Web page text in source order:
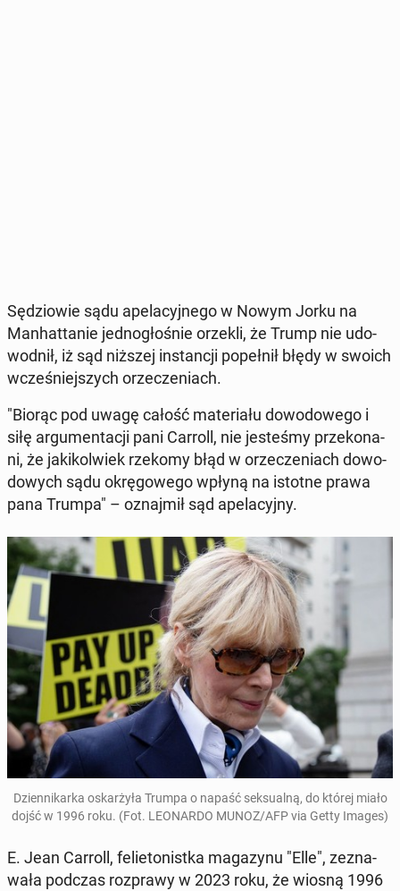
Sę­dzio­wie sądu ape­la­cyj­ne­go w Nowym Jorku na
Man­hat­ta­nie jed­no­gło­śnie orzekli, że Trump nie udo­
wod­nił, iż sąd niższej in­stan­cji po­peł­nił błędy w swoich
wcze­śniej­szych orze­cze­niach.
"Biorąc pod uwagę całość ma­te­ria­łu do­wo­do­we­go i
siłę ar­gu­men­ta­cji pani Carroll, nie je­ste­śmy prze­ko­na­
ni, że ja­ki­kol­wiek rzekomy błąd w orze­cze­niach do­wo­
do­wych sądu okrę­go­we­go wpłyną na istotne prawa
pana Trumpa" – oznaj­mił sąd ape­la­cyj­ny.
Dzien­ni­kar­ka oskar­ży­ła Trumpa o napaść sek­su­al­ną, do której miało
dojść w 1996 roku. (Fot. LE­ONAR­DO MUNOZ/AFP via Getty Images)
E. Jean Carroll, fe­lie­to­nist­ka ma­ga­zy­nu "Elle", ze­zna­
wa­ła podczas roz­pra­wy w 2023 roku, że wiosną 1996